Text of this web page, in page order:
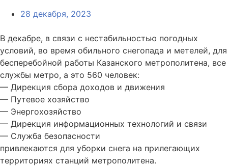
28 декабря, 2023
В декабре, в связи с нестабильностью погодных
условий, во время обильного снегопада и метелей, для
бесперебойной работы Казанского метрополитена, все
службы метро, а это 560 человек:
— Дирекция сбора доходов и движения
— Путевое хозяйство
— Энергохозяйство
— Дирекция информационных технологий и связи
— Служба безопасности
привлекаются для уборки снега на прилегающих
территориях станций метрополитена.